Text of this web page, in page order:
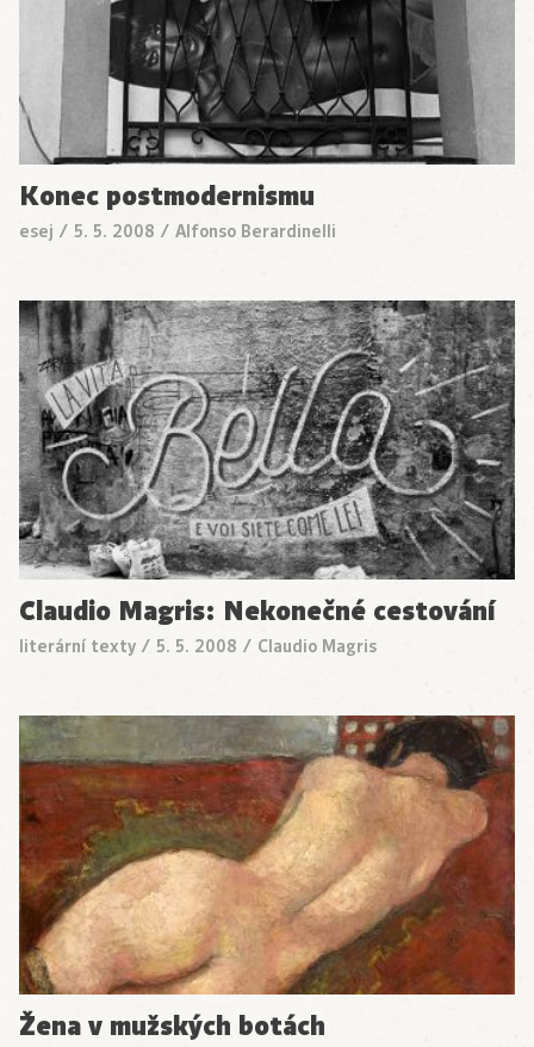
Konec postmodernismu
esej / 5. 5. 2008 / Alfonso Berardinelli
Claudio Magris: Nekonečné cestování
literární texty / 5. 5. 2008 / Claudio Magris
Žena v mužských botách